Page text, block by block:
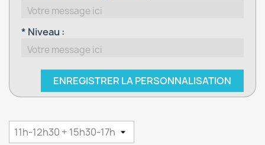
* Niveau :
ENREGISTRER LA PERSONNALISATION